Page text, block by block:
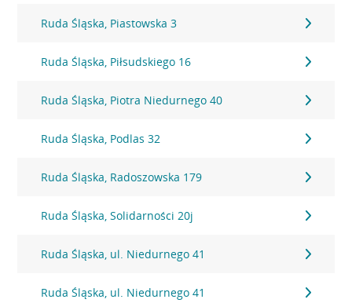
Ruda Śląska, Piastowska 3
Ruda Śląska, Piłsudskiego 16
Ruda Śląska, Piotra Niedurnego 40
Ruda Śląska, Podlas 32
Ruda Śląska, Radoszowska 179
Ruda Śląska, Solidarności 20j
Ruda Śląska, ul. Niedurnego 41
Ruda Śląska, ul. Niedurnego 41